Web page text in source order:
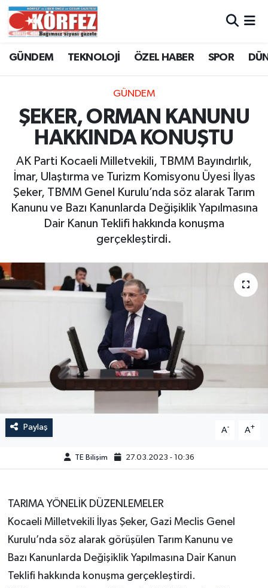
GÜNDEM TEKNOLOJİ ÖZEL HABER SPOR
GÜNDEM
ŞEKER, ORMAN KANUNU
HAKKINDA KONUŞTU
AK Parti Kocaeli Milletvekili, TBMM Bayındırlık,
İmar, Ulaştırma ve Turizm Komisyonu Üyesi İlyas
Şeker, TBMM Genel Kurulu’nda söz alarak Tarım
Kanunu ve Bazı Kanunlarda Değişiklik Yapılmasına
Dair Kanun Teklifi hakkında konuşma
gerçekleştirdi.
Paylaş A- A+
TE Bilişim 27.03.2023 - 10:36
TARIMA YÖNELİK DÜZENLEMELER
Kocaeli Milletvekili İlyas Şeker, Gazi Meclis Genel
Kurulu’nda söz alarak görüşülen Tarım Kanunu ve
Bazı Kanunlarda Değişiklik Yapılmasına Dair Kanun
Teklifi hakkında konuşma gerçekleştirdi.
Trafik Durumu
Süper Lig Puan Durumu ve Fikstür
Tüm Manşetler
Son Dakika Haberleri
Haber Arşivi